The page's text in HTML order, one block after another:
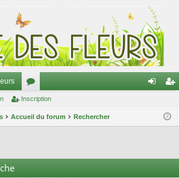
or
u cri
Inscription
Accueil du forum Rechercher